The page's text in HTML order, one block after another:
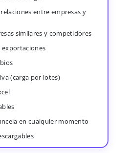
entre empresas y
similares y competidores
(carga por lotes)
en cualquier momento